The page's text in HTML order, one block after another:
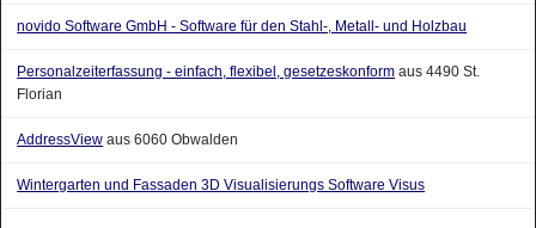
novido Software GmbH - Software für den Stahl-, Metall- und Holzbau
Personalzeiterfassung - einfach, flexibel, gesetzeskonform aus 4490 St.
Florian
AddressView aus 6060 Obwalden
Wintergarten und Fassaden 3D Visualisierungs Software Visus